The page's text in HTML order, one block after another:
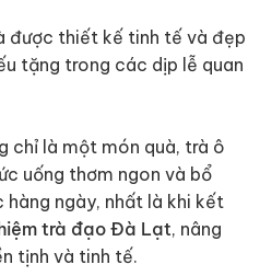
được thiết kế tinh tế và đẹp
tặng trong các dịp lễ quan
chỉ là một món quà, trà ô
uống thơm ngon và bổ
ngày, nhất là khi kết
trà đạo Đà Lạt, nâng
tịnh và tinh tế.